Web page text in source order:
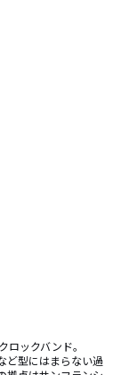
ックバンド。
ど型にはまらない過